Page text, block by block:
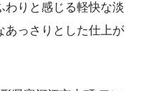
わりと感じる軽快な淡
あっさりとした仕上が